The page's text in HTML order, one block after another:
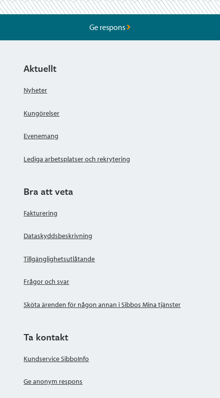
Ge respons
Aktuellt
Nyheter
Kungörelser
Evenemang
Lediga arbetsplatser och rekrytering
Bra att veta
Fakturering
Dataskyddsbeskrivning
Tillgänglighetsutlåtande
Frågor och svar
Sköta ärenden för någon annan i Sibbos Mina tjänster
Ta kontakt
Kundservice SibboInfo
Ge anonym respons